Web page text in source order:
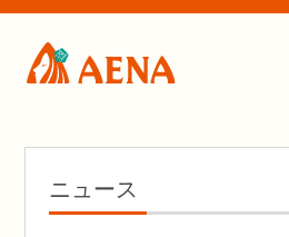
ニュース